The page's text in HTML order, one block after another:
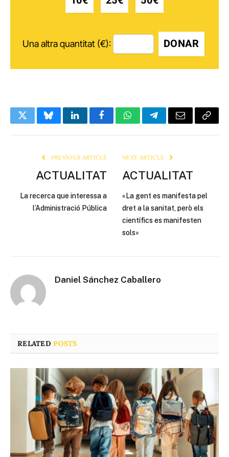
Una altra quantitat (€): DONAR
TwitterBlueskyLinkedInFacebookWhatsAppTelegramEmail Copy
PREVIOUS ARTICLE
ACTUALITAT
La recerca que interessa a
l’Administració Pública
NEXT ARTICLE
ACTUALITAT
«La gent es manifesta pel
dret a la sanitat, però els
científics es manifesten
sols»
Daniel Sánchez Caballero
RELATEDPOSTS